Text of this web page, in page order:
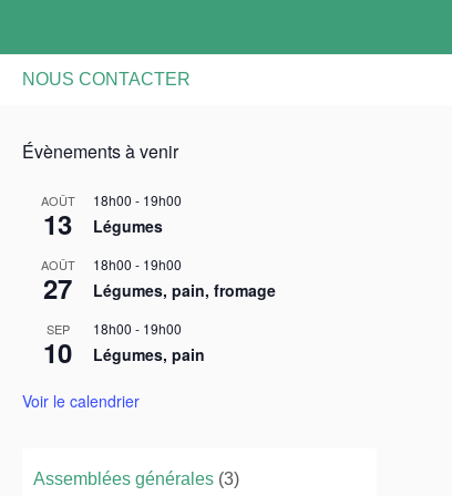
NOUS CONTACTER
Évènements à venir
AOÛT
13
18h00 - 19h00
Légumes
AOÛT
27
18h00 - 19h00
Légumes, pain, fromage
SEP
10
18h00 - 19h00
Légumes, pain
Voir le calendrier
Assemblées générales (3)